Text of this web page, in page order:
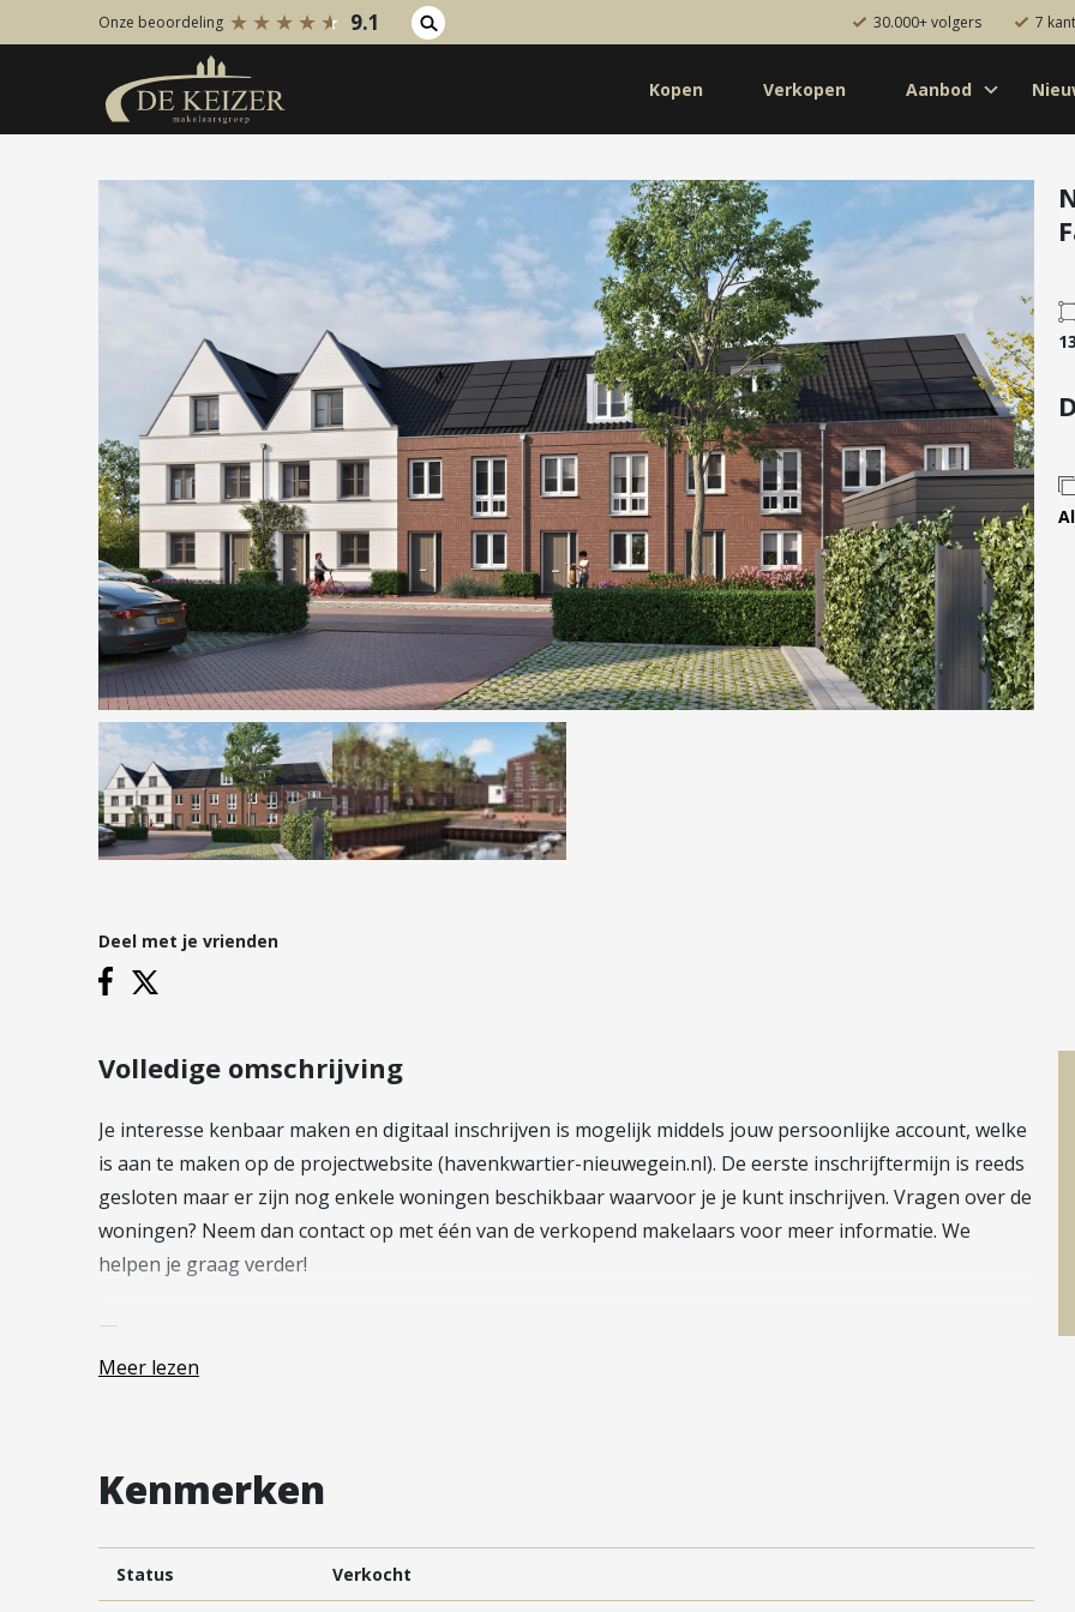
Koopaanbod
Bestaande bouw
Internationaal
Bedrijfsaanbod
Huuraanbod
Bestaande bouw
Internationaal
Nieuwbouw
Bedrijfsaanbod
Diensten
Kopen
Verkopen
Huren
Verhuren
Taxeren
Verzekeren
Hypotheken
Hypotheekadvies
Hypotheek oversluiten
Hypotheek verhogen
Starterslening
Financiële check
Banken
Duurzame hypotheek
Reviews Contact
Vestigingen
Vestiging Vleuten-De Meern en
Leidsche Rijn
Vestiging Utrecht
Vestiging Vianen
Vestiging Maarssen
Onze beoordeling 9.1 30.000+ volgers 7
Kopen Verkopen Aanbod
Deel met je vrienden
Volledige omschrijving
Je interesse kenbaar maken en digitaal inschrijven is mogelijk middels jouw persoonlijke account, welke
is aan te maken op de projectwebsite (havenkwartier-nieuwegein.nl). De eerste inschrijftermijn is reeds
gesloten maar er zijn nog enkele woningen beschikbaar waarvoor je je kunt inschrijven. Vragen over de
woningen? Neem dan contact op met één van de verkopend makelaars voor meer informatie. We
helpen je graag verder!
—
Deze royale woning biedt zoveel comfort en ruimte! Groen en wonen aan het water worden ideaal
een supermarkt, kinderdagopvang en restaurant- en horecagelegenheden. De uitvalswegen naar de
van Utrecht in. Ook met het openbaar vervoer is Havenkwartier goed te bereiken.
Meer lezen
Kenmerken
Status Verkocht